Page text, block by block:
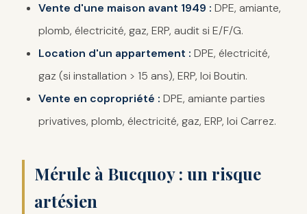
Vente d'une maison avant 1949 : DPE, amiante,
plomb, électricité, gaz, ERP, audit si E/F/G.
Location d'un appartement : DPE, électricité,
gaz (si installation > 15 ans), ERP, loi Boutin.
Vente en copropriété : DPE, amiante parties
privatives, plomb, électricité, gaz, ERP, loi Carrez.
Mérule à Bucquoy : un risque
artésien